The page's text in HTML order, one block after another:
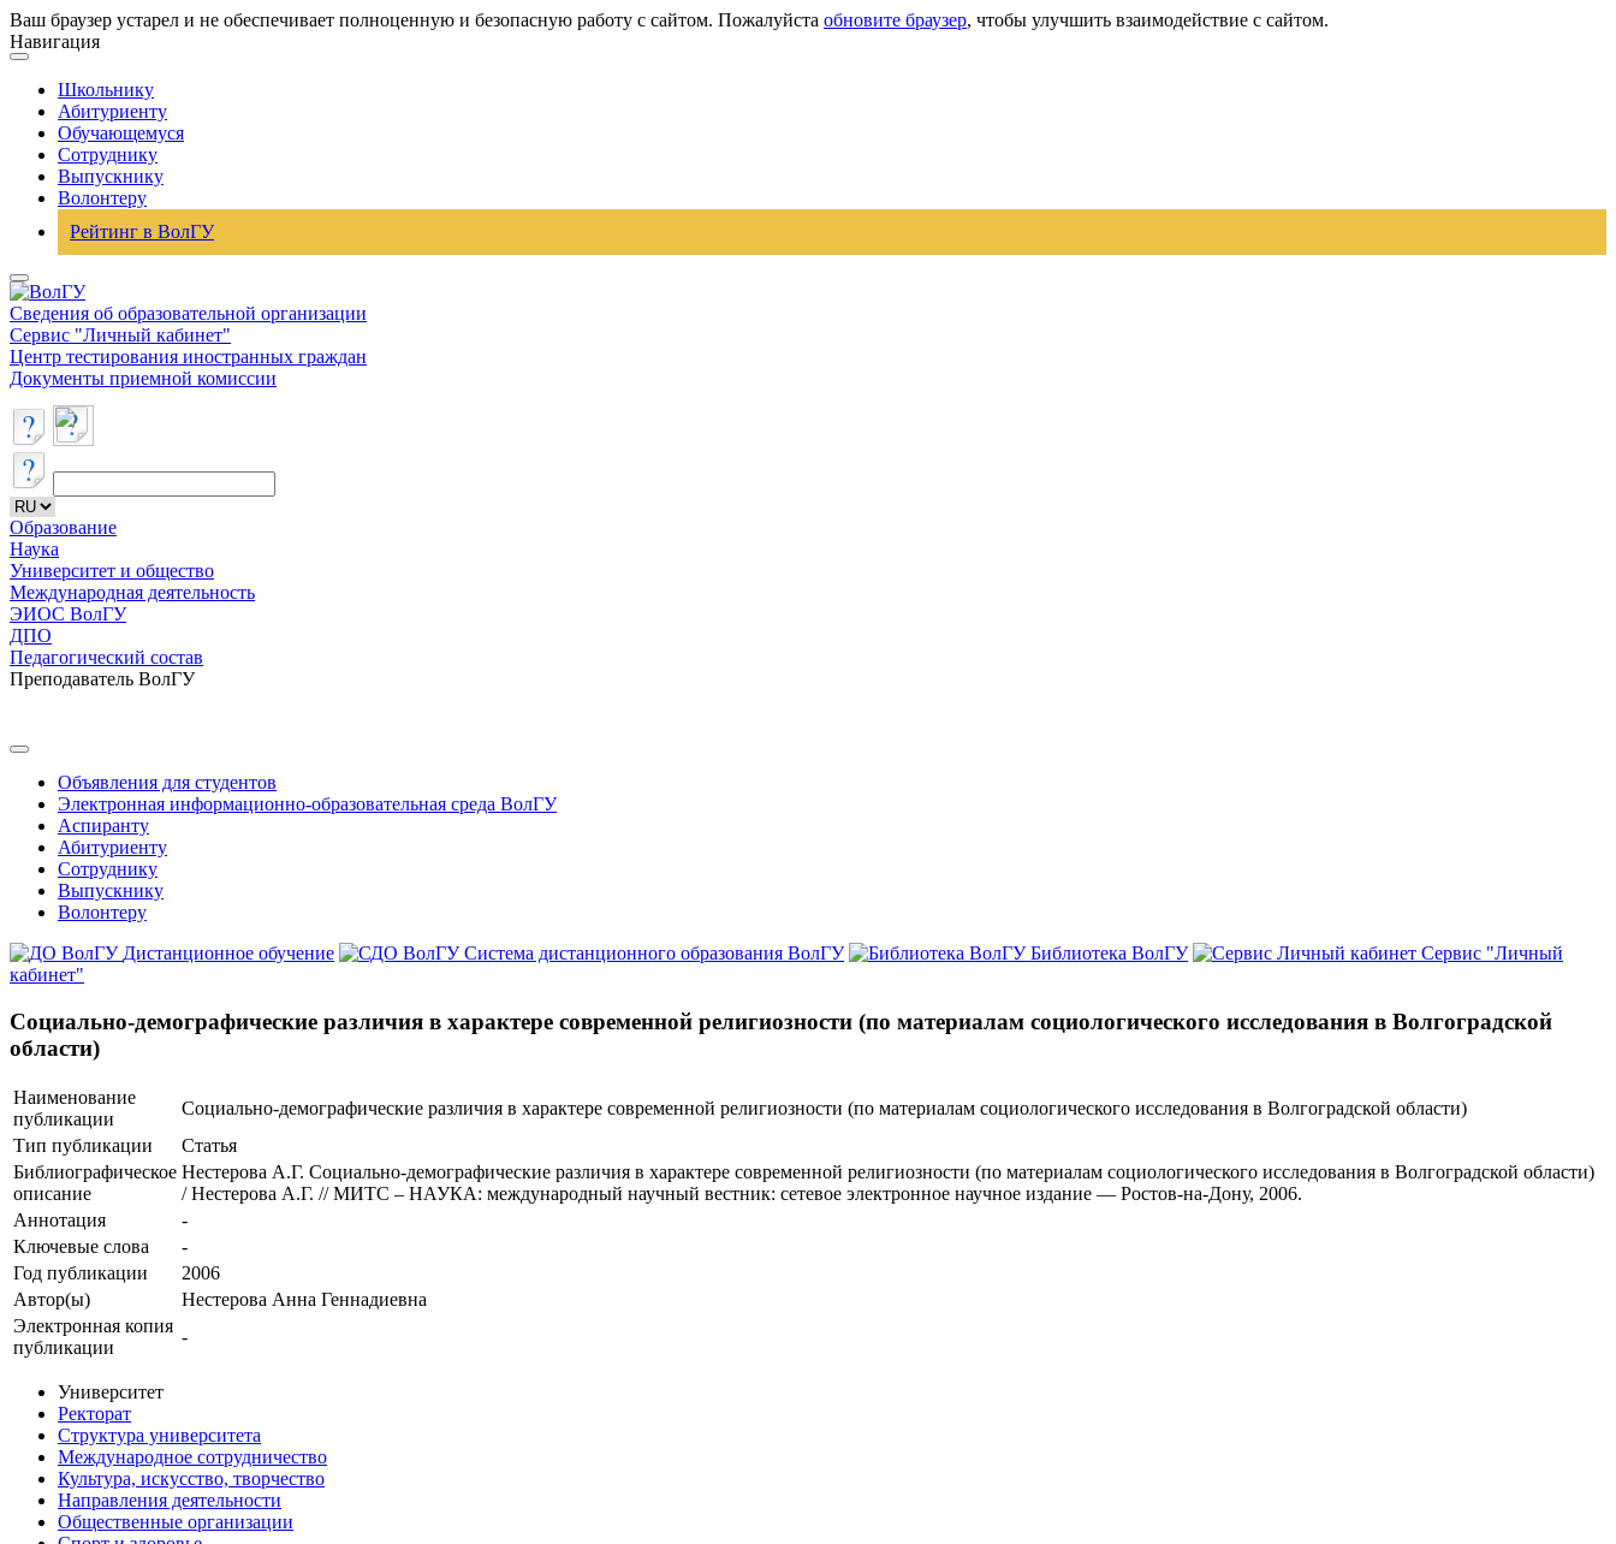
Ваш браузер устарел и не обеспечивает полноценную и безопасную работу с сайтом. Пожалуйста обновите браузер, чтобы улучшить взаимодействие с сайтом.
Навигация
Школьнику
Абитуриенту
Обучающемуся
Сотруднику
Выпускнику
Волонтеру
Рейтинг в ВолГУ
Сведения об образовательной организации
Сервис "Личный кабинет"
Центр тестирования иностранных граждан
Документы приемной комиссии
Образование
Наука
Университет и общество
Международная деятельность
ЭИОС ВолГУ
ДПО
Педагогический состав
Преподаватель ВолГУ
Объявления для студентов
Электронная информационно-образовательная среда ВолГУ
Аспиранту
Абитуриенту
Сотруднику
Выпускнику
Волонтеру
Дистанционное обучение
Система дистанционного образования ВолГУ Библиотека ВолГУ
Сервис "Личный
кабинет"
Социально-демографические различия в характере современной религиозности (по материалам социологического исследования в Волгоградской
области)
Наименование
публикации
Социально-демографические различия в характере современной религиозности (по материалам социологического исследования в Волгоградской области)
Тип публикации
Статья
Библиографическое
описание
Нестерова А.Г. Социально-демографические различия в характере современной религиозности (по материалам социологического исследования в Волгоградской области)
/ Нестерова А.Г. // МИТС – НАУКА: международный научный вестник: сетевое электронное научное издание — Ростов-на-Дону, 2006.
Аннотация
-
Ключевые cлова
-
Год публикации
2006
Автор(ы)
Нестерова Анна Геннадиевна
Электронная копия
публикации
-
Университет
Ректорат
Структура университета
Международное сотрудничество
Культура, искусство, творчество
Направления деятельности
Общественные организации